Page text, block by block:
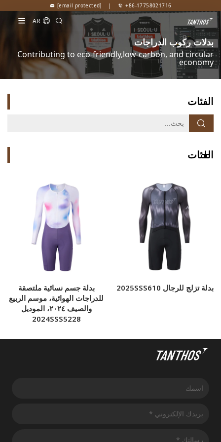
[email protected] | +86-17758021716
AR
بدلات ركوب الدراجات
Contributing to eco-friendly,low-carbon, and circular
economy
الفئات
الفئات
بدلة تزلج للرجال 2025SSS610
بدلة جسم نسائية ملتصقة
للدراجات الهوائية، موسم الربيع
والصيف ٢٠٢٤، الموديل
2024SSS5228